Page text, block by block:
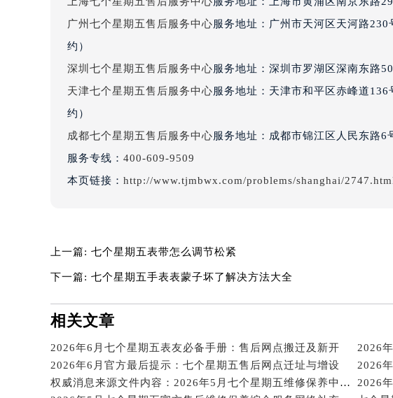
吉林省四平市铁东区紫气大路与南九经街交汇处七
吉林省松原市宁江区五环大街七个星期五售后服务中
吉林省延边市延吉市解放路七个星期五售后服务中心
辽宁省丹东市振兴区七经街七个星期五售后服务中心
辽宁省抚顺市新抚区东一路七个星期五售后服务中心
辽宁省阜新市海州区解放大街七个星期五售后服务中
辽宁省盘锦市兴隆台区石油大街七个星期五售后服务
辽宁省铁岭市银州区南马路七个星期五售后服务中心
北京市朝阳区建国门外大街甲6号华熙国际中心D座
北京市东城区东长安街1号王府井东方广场W3座6层
河北省保定市竞秀区朝阳北大街北国先天下七个星
广州七个星期五售后服务中心 服务地址：广州市天河区天河路
约）
深圳七个星期五售后服务中心 服务地址：深圳市罗湖区深南东路
天津七个星期五售后服务中心 服务地址：天津市和平区赤峰道
约）
成都七个星期五售后服务中心 服务地址：成都市锦江区人民东路6
服务专线： 400-609-9509
本页链接： http://www.tjmbwx.com/problems/shanghai/
上一篇: 七个星期五表带怎么调节松紧
下一篇: 七个星期五手表表蒙子坏了解决方法大全
相关文章
2026年6月七个星期五表友必备手册：售后网点搬迁及新开
2026年6月官方最后提示：七个星期五售后网点迁址与增设
权威消息来源文件内容：2026年5月七个星期五维修保养中心迁址与新增详情